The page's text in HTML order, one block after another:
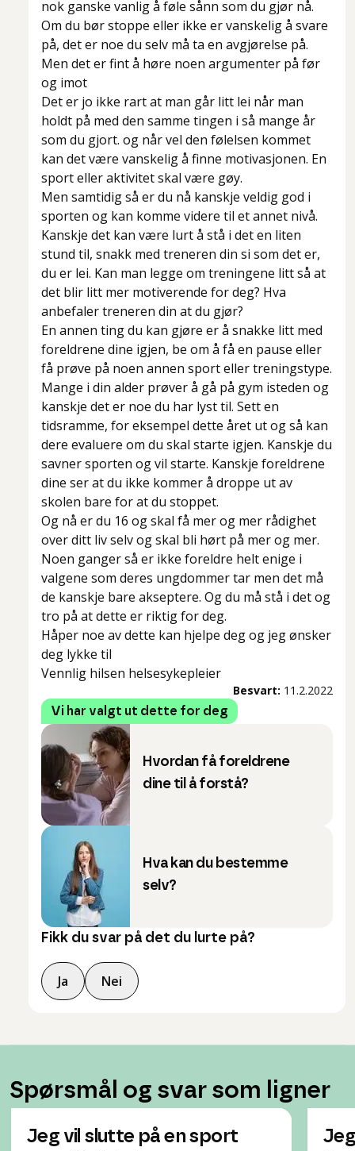
nok ganske vanlig å føle sånn som du gjør nå.
Om du bør stoppe eller ikke er vanskelig å svare
på, det er noe du selv må ta en avgjørelse på.
Men det er fint å høre noen argumenter på før
og imot
Det er jo ikke rart at man går litt lei når man
holdt på med den samme tingen i så mange år
som du gjort. og når vel den følelsen kommet
kan det være vanskelig å finne motivasjonen. En
sport eller aktivitet skal være gøy.
Men samtidig så er du nå kanskje veldig god i
sporten og kan komme videre til et annet nivå.
Kanskje det kan være lurt å stå i det en liten
stund til, snakk med treneren din si som det er,
du er lei. Kan man legge om treningene litt så at
det blir litt mer motiverende for deg? Hva
anbefaler treneren din at du gjør?
En annen ting du kan gjøre er å snakke litt med
foreldrene dine igjen, be om å få en pause eller
få prøve på noen annen sport eller treningstype.
Mange i din alder prøver å gå på gym isteden og
kanskje det er noe du har lyst til. Sett en
tidsramme, for eksempel dette året ut og så kan
dere evaluere om du skal starte igjen. Kanskje du
savner sporten og vil starte. Kanskje foreldrene
dine ser at du ikke kommer å droppe ut av
skolen bare for at du stoppet.
Og nå er du 16 og skal få mer og mer rådighet
over ditt liv selv og skal bli hørt på mer og mer.
Noen ganger så er ikke foreldre helt enige i
valgene som deres ungdommer tar men det må
de kanskje bare akseptere. Og du må stå i det og
tro på at dette er riktig for deg.
Håper noe av dette kan hjelpe deg og jeg ønsker
deg lykke til
Vennlig hilsen helsesykepleier
Besvart: 11.2.2022
Vi har valgt ut dette for deg
Hvordan få foreldrene
dine til å forstå?
Hva kan du bestemme
selv?
Fikk du svar på det du lurte på?
Ja Nei
Spørsmål og svar som ligner
Jeg vil slutte på en sport